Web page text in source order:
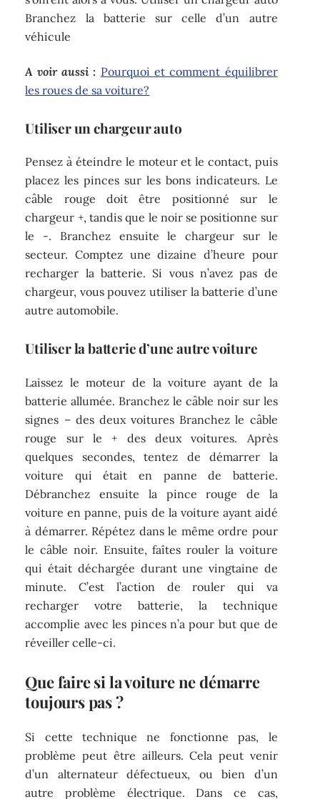
Branchez la batterie sur celle d’un autre
véhicule
A voir aussi : Pourquoi et comment équilibrer
les roues de sa voiture?
Utiliser un chargeur auto
Pensez à éteindre le moteur et le contact, puis
placez les pinces sur les bons indicateurs. Le
câble rouge doit être positionné sur le
chargeur +, tandis que le noir se positionne sur
le -. Branchez ensuite le chargeur sur le
secteur. Comptez une dizaine d’heure pour
recharger la batterie. Si vous n’avez pas de
chargeur, vous pouvez utiliser la batterie d’une
autre automobile.
Utiliser la batterie d’une autre voiture
Laissez le moteur de la voiture ayant de la
batterie allumée. Branchez le câble noir sur les
signes – des deux voitures Branchez le câble
rouge sur le + des deux voitures. Après
quelques secondes, tentez de démarrer la
voiture qui était en panne de batterie.
Débranchez ensuite la pince rouge de la
voiture en panne, puis de la voiture ayant aidé
à démarrer. Répétez dans le même ordre pour
le câble noir. Ensuite, faîtes rouler la voiture
qui était déchargée durant une vingtaine de
minute. C’est l’action de rouler qui va
recharger votre batterie, la technique
accomplie avec les pinces n’a pour but que de
réveiller celle-ci.
Que faire si la voiture ne démarre
toujours pas ?
Si cette technique ne fonctionne pas, le
problème peut être ailleurs. Cela peut venir
d’un alternateur défectueux, ou bien d’un
autre problème électrique. Dans ce cas,